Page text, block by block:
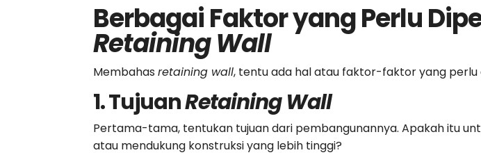
Berbagai Faktor yang Perlu
Retaining Wall
Membahasretaining wall, tentu ada hal atau faktor-faktor yang perlu
1. TujuanRetaining Wall
Pertama-tama, tentukan tujuan dari pembangunannya. Apakah itu
atau mendukung konstruksi yang lebih tinggi?